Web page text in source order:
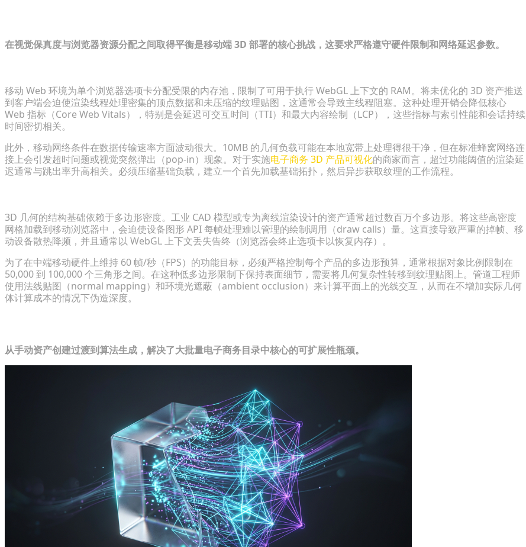
在视觉保真度与浏览器资源分配之间取得平衡是移动端 3D 部署的核心挑战，这要求严格遵守硬件限制和网络延迟参数。
移动 Web 环境为单个浏览器选项卡分配受限的内存池，限制了可用于执行 WebGL 上下文的 RAM。将未优化的 3D 资产推送
到客户端会迫使渲染线程处理密集的顶点数据和未压缩的纹理贴图，这通常会导致主线程阻塞。这种处理开销会降低核心
Web 指标（Core Web Vitals），特别是会延迟可交互时间（TTI）和最大内容绘制（LCP），这些指标与索引性能和会话持续
时间密切相关。
此外，移动网络条件在数据传输速率方面波动很大。10MB 的几何负载可能在本地宽带上处理得很干净，但在标准蜂窝网络连
接上会引发超时问题或视觉突然弹出（pop-in）现象。对于实施电子商务 3D 产品可视化的商家而言，超过功能阈值的渲染延
迟通常与跳出率升高相关。必须压缩基础负载，建立一个首先加载基础拓扑，然后异步获取纹理的工作流程。
3D 几何的结构基础依赖于多边形密度。工业 CAD 模型或专为离线渲染设计的资产通常超过数百万个多边形。将这些高密度
网格加载到移动浏览器中，会迫使设备图形 API 每帧处理难以管理的绘制调用（draw calls）量。这直接导致严重的掉帧、移
动设备散热降频，并且通常以 WebGL 上下文丢失告终（浏览器会终止选项卡以恢复内存）。
为了在中端移动硬件上维持 60 帧/秒（FPS）的功能目标，必须严格控制每个产品的多边形预算，通常根据对象比例限制在
50,000 到 100,000 个三角形之间。在这种低多边形限制下保持表面细节，需要将几何复杂性转移到纹理贴图上。管道工程师
使用法线贴图（normal mapping）和环境光遮蔽（ambient occlusion）来计算平面上的光线交互，从而在不增加实际几何
体计算成本的情况下伪造深度。
从手动资产创建过渡到算法生成，解决了大批量电子商务目录中核心的可扩展性瓶颈。